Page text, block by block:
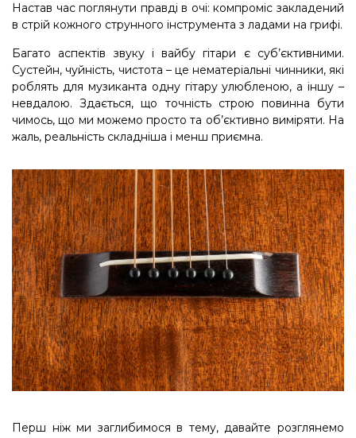
Настав час поглянути правді в очі: компроміс закладений
в стрій кожного струнного інструмента з ладами на грифі.
Багато аспектів звуку і вайбу гітари є суб’єктивними.
Сустейн, чуйність, чистота – це нематеріальні чинники, які
роблять для музиканта одну гітару улюбленою, а іншу –
невдалою. Здається, що точність строю повинна бути
чимось, що ми можемо просто та об’єктивно виміряти. На
жаль, реальність складніша і менш приємна.
Перш ніж ми заглибимося в тему, давайте розглянемо